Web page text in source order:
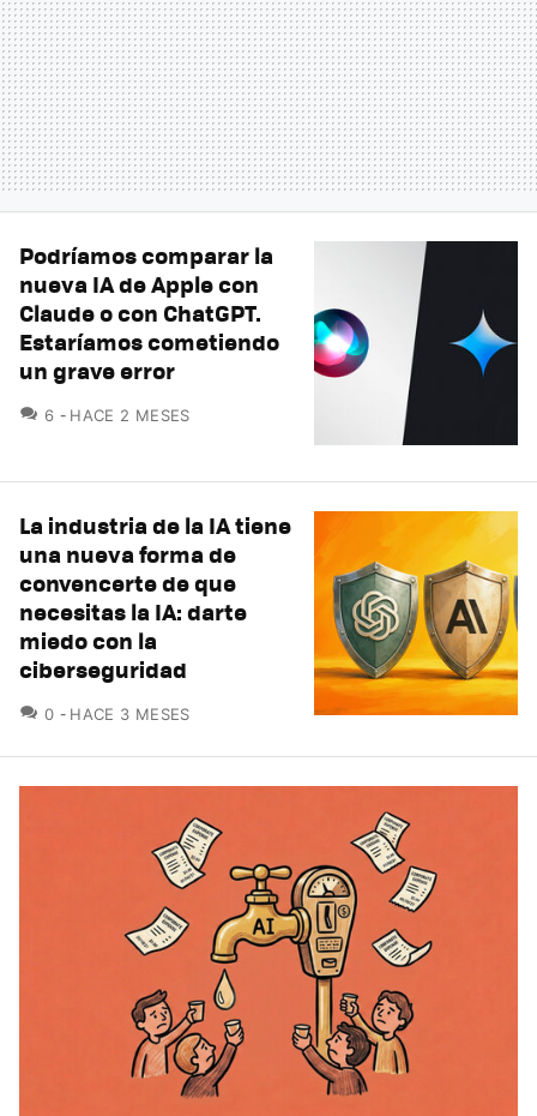
Podríamos comparar la
nueva IA de Apple con
Claude o con ChatGPT.
Estaríamos cometiendo
un grave error
6 COMENTARIOS
HACE 2 MESES
La industria de la IA tiene
una nueva forma de
convencerte de que
necesitas la IA: darte
miedo con la
ciberseguridad
0 COMENTARIOS
HACE 3 MESES